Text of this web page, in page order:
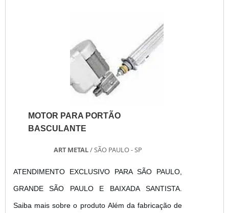
seguindo rigorosamente as normas técnicas, como
a NBR 11785, para assegurar que todos os
componentes estejam em perfeitas condições de
portas, ajuste das dobradiças, funcionamento das
Essa abordagem proativa ajuda a identificar e
corrigir problemas antes que se tornem críticos,
assegurando que as portas estejam sempre
prontas para operar quando necessário. Além
MOTOR PARA PORTÃO
BASCULANTE
ART METAL/ SÃO PAULO - SP
ATENDIMENTO EXCLUSIVO PARA SÃO PAULO,
GRANDE SÃO PAULO E BAIXADA SANTISTA.
Saiba mais sobre o produto Além da fabricação de